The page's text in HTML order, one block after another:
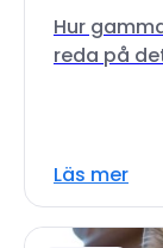
Hur
reda på
Läs mer